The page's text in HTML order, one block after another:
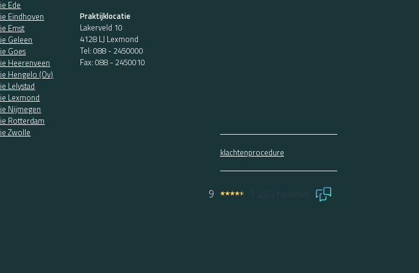
Ede
Eindhoven
Emst
Geleen
Goes
Heerenveen
Hengelo (Ov)
Lelystad
Lexmond
Nijmegen
Rotterdam
Zwolle
Praktijklocatie
Lakerveld 10
4128 LJ Lexmond
Tel:088 - 2450000
Fax: 088 - 2450010
klachtenprocedure
9